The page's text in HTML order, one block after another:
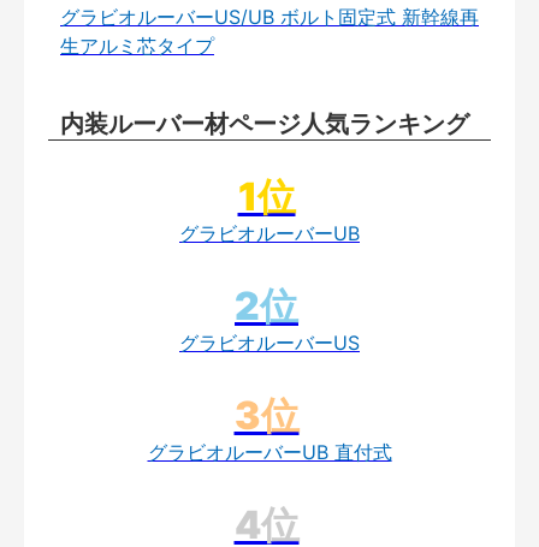
グラビオルーバーUS/UB ボルト固定式 新幹線再
生アルミ芯タイプ
内装ルーバー材ページ人気ランキング
グラビオルーバーUB
グラビオルーバーUS
グラビオルーバーUB 直付式